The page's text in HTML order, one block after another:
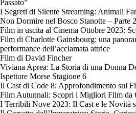
Passato”
I Segreti di Silente Streaming: Animali
Non Dormire nel Bosco Stanotte – Parte 2
Film in uscita al Cinema Ottobre 2023:
Film di Charlotte Gainsbourg: una
performance dell’acclamata attrice
Film di David Fincher
Viviana Aprea: La Storia di una Donna
Ispettore Morse Stagione 6
Il Cast di Code 8: Approfondimento sul
Film Autunnali: Scopri i Migliori Film da
I Terribili Nove 2023: Il Cast e le Novità